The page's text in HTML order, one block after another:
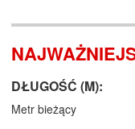
DŁUGOŚĆ (M):
Metr bieżący